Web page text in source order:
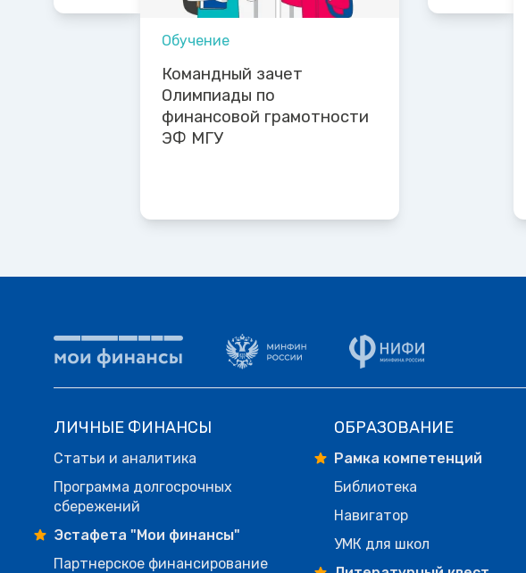
Обучение
Командный зачет
Олимпиады по
финансовой грамотности
ЭФ МГУ
ЛИЧНЫЕ ФИНАНСЫ
Статьи и аналитика
Программа долгосрочных
сбережений
Эстафета "Мои финансы"
Партнерское финансирование
ОБРАЗОВАНИЕ
Рамка компетенций
Библиотека
Навигатор
УМК для школ